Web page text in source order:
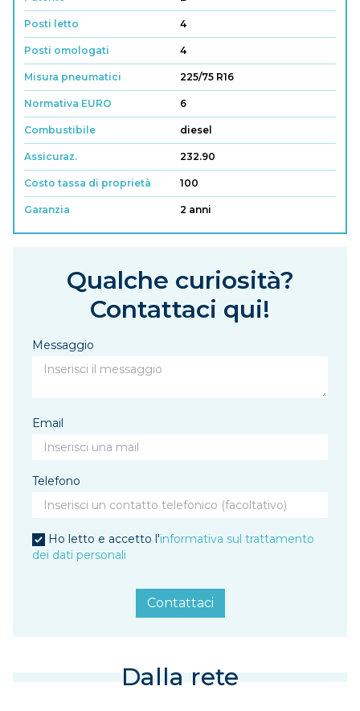
Posti letto 4
Posti omologati 4
Misura pneumatici 225/75 R16
Normativa EURO 6
Combustibile diesel
Assicuraz. 232.90
Costo tassa di proprietà 100
Garanzia 2 anni
Qualche curiosità?
Contattaci qui!
Messaggio
Email
Telefono
Ho letto e accetto l'informativa sul trattamento
dei dati personali
Contattaci
Dalla rete